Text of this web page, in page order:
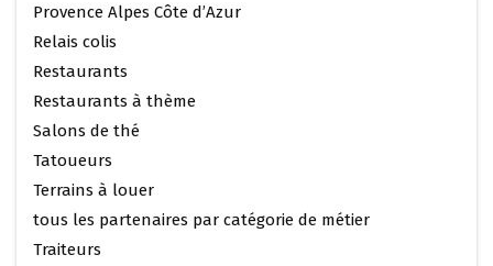
Provence Alpes Côte d’Azur
Relais colis
Restaurants
Restaurants à thème
Salons de thé
Tatoueurs
Terrains à louer
tous les partenaires par catégorie de métier
Traiteurs